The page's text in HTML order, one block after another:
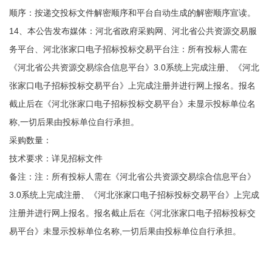
顺序：按递交投标文件解密顺序和平台自动生成的解密顺序宣读。
14、本公告发布媒体：河北省政府采购网、河北省公共资源交易服
务平台、河北张家口电子招标投标交易平台注：所有投标人需在
《河北省公共资源交易综合信息平台》3.0系统上完成注册、《河北
张家口电子招标投标交易平台》上完成注册并进行网上报名。报名
截止后在《河北张家口电子招标投标交易平台》未显示投标单位名
称,一切后果由投标单位自行承担。
采购数量：
技术要求：详见招标文件
备注：注：所有投标人需在《河北省公共资源交易综合信息平台》
3.0系统上完成注册、《河北张家口电子招标投标交易平台》上完成
注册并进行网上报名。报名截止后在《河北张家口电子招标投标交
易平台》未显示投标单位名称,一切后果由投标单位自行承担。